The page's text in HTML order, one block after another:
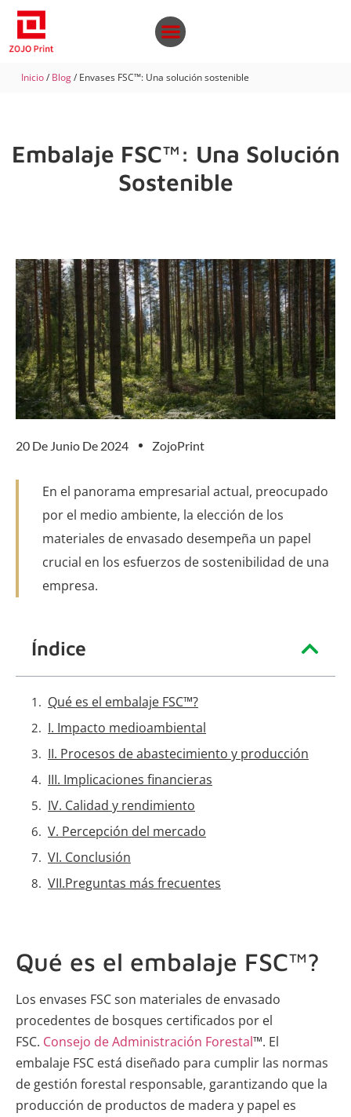
Inicio/ Blog/ Envases FSC™: Una solución sostenible
Embalaje FSC™: Una Solución
Sostenible
20 De Junio De 2024 ZojoPrint
En el panorama empresarial actual, preocupado
por el medio ambiente, la elección de los
materiales de envasado desempeña un papel
crucial en los esfuerzos de sostenibilidad de una
empresa.
Índice
Qué es el embalaje FSC™?
I. Impacto medioambiental
II. Procesos de abastecimiento y producción
III. Implicaciones financieras
IV. Calidad y rendimiento
V. Percepción del mercado
VI. Conclusión
VII.Preguntas más frecuentes
Qué es el embalaje FSC™?
Los envases FSC son materiales de envasado
procedentes de bosques certificados por el
FSC. Consejo de Administración Forestal™. El
embalaje FSC está diseñado para cumplir las normas
de gestión forestal responsable, garantizando que la
producción de productos de madera y papel es